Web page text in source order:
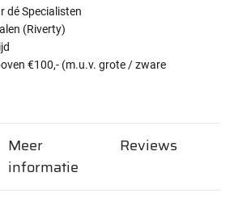
dé Specialisten
(Riverty)
€100,- (m.u.v. grote / zware
Meer
informatie
Reviews